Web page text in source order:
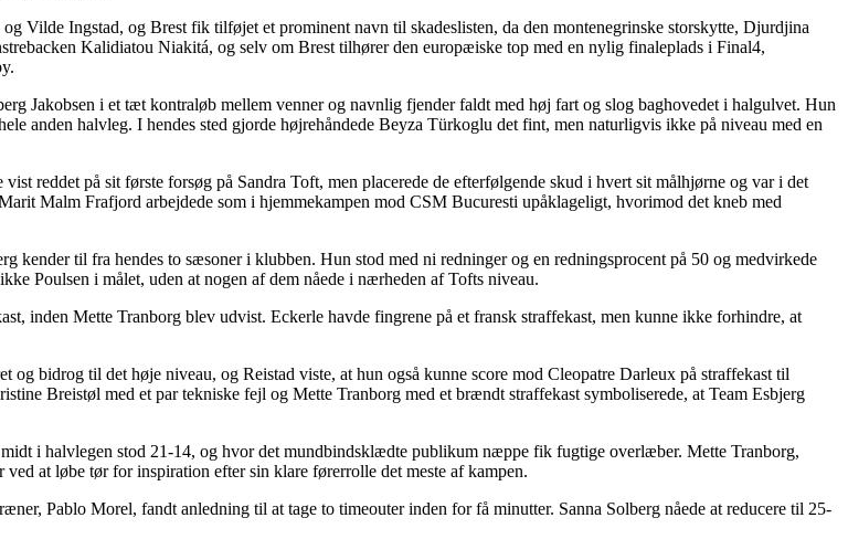
Vilde Ingstad, og Brest fik tilføjet et prominent navn til skadeslisten, da den montenegrinske storskytte, Djurdjina
Kalidiatou Niakitá, og selv om Brest tilhører den europæiske top med en nylig finaleplads i Final4,
Jakobsen i et tæt kontraløb mellem venner og navnlig fjender faldt med høj fart og slog baghovedet i halgulvet. Hun
anden halvleg. I hendes sted gjorde højrehåndede Beyza Türkoglu det fint, men naturligvis ikke på niveau med en
reddet på sit første forsøg på Sandra Toft, men placerede de efterfølgende skud i hvert sit målhjørne og var i det
Malm Frafjord arbejdede som i hjemmekampen mod CSM Bucuresti upåklageligt, hvorimod det kneb med
kender til fra hendes to sæsoner i klubben. Hun stod med ni redninger og en redningsprocent på 50 og medvirkede
Poulsen i målet, uden at nogen af dem nåede i nærheden af Tofts niveau.
inden Mette Tranborg blev udvist. Eckerle havde fingrene på et fransk straffekast, men kunne ikke forhindre, at
bidrog til det høje niveau, og Reistad viste, at hun også kunne score mod Cleopatre Darleux på straffekast til
Breistøl med et par tekniske fejl og Mette Tranborg med et brændt straffekast symboliserede, at Team Esbjerg
i halvlegen stod 21-14, og hvor det mundbindsklædte publikum næppe fik fugtige overlæber. Mette Tranborg,
at løbe tør for inspiration efter sin klare førerrolle det meste af kampen.
Pablo Morel, fandt anledning til at tage to timeouter inden for få minutter. Sanna Solberg nåede at reducere til 25-